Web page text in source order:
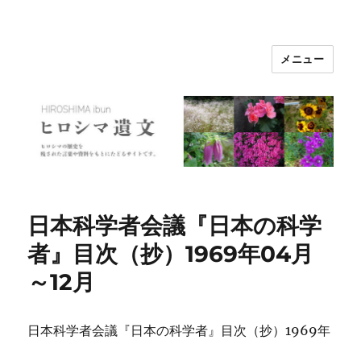
メニュー
日本科学者会議『日本の科学
者』目次（抄）1969年04月
～12月
日本科学者会議『日本の科学者』目次（抄）1969年